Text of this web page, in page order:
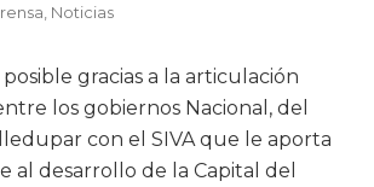
Noticias
gracias a la articulación
los gobiernos Nacional, del
con el SIVA que le aporta
al desarrollo de la Capital del